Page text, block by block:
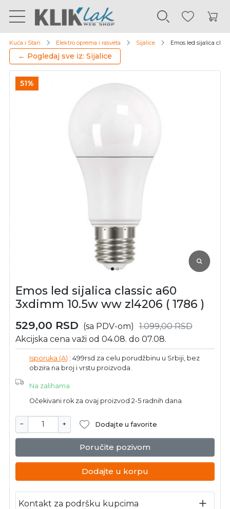
Kuća i Stan Elektro oprema i rasveta Sijalice Emos led sijalica
← Pogledaj sve iz: Sijalice
51%
Emos led sijalica classic a60
3xdimm 10.5w ww zl4206 ( 1786 )
529,00 RSD (sa PDV-om) 1.099,00RSD
Akcijska cena važi od 04.08. do 07.08.
Isporuka (A) : 499rsd za celu porudžbinu u Srbiji, bez
obzira na broj i vrstu proizvoda.
Na zalihama
Očekivani rok za ovaj proizvod 2-5 radnih dana
− + Dodajte u favorite
Poručite pozivom
Dodajte u korpu
Kontakt za podršku kupcima